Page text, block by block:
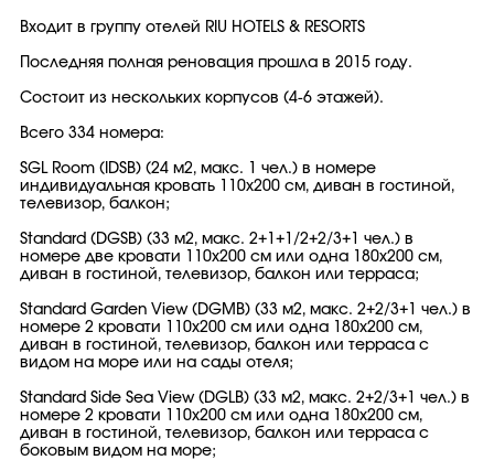
Входит в группу отелей RIU HOTELS & RESORTS
Последняя полная реновация прошла в 2015 году.
Состоит из нескольких корпусов (4-6 этажей).
Всего 334 номера:
SGL Room (IDSB) (24 м2, макс. 1 чел.) в номере
индивидуальная кровать 110x200 см, диван в гостиной,
телевизор, балкон;
Standard (DGSB) (33 м2, макс. 2+1+1/2+2/3+1 чел.) в
номере две кровати 110x200 см или одна 180x200 см,
диван в гостиной, телевизор, балкон или терраса;
Standard Garden View (DGMB) (33 м2, макс. 2+2/3+1 чел.) в
номере 2 кровати 110x200 см или одна 180x200 см,
диван в гостиной, телевизор, балкон или терраса с
видом на море или на сады отеля;
Standard Side Sea View (DGLB) (33 м2, макс. 2+2/3+1 чел.) в
номере 2 кровати 110x200 см или одна 180x200 см,
диван в гостиной, телевизор, балкон или терраса с
боковым видом на море;